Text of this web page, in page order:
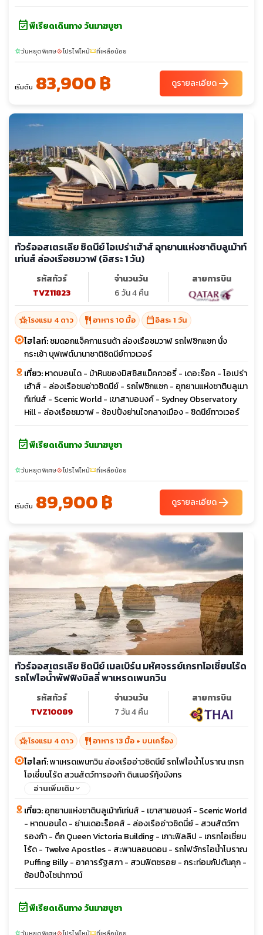
event_availableพีเรียดเดินทาง วันมาฆบูชา
sunnyวันหยุดพิเศษlocal_fire_departmentโปรไฟไหม้confirmation_numberที่เหลือน้อย
เริ่มต้น 83,900 ฿ ดูรายละเอียดarrow_forward
ทัวร์ออสเตรเลีย ซิดนีย์ โอเปร่าเฮ้าส์ อุทยานแห่งชาติบลูเม้าท์
เท่นส์ ล่องเรือชมวาฬ (อิสระ 1 วัน)
รหัสทัวร์
TVZ11823
จำนวนวัน
6 วัน 4 คืน
สายการบิน
hotel_classโรงแรม 4 ดาว restaurant อาหาร 10 มื้อ calendar_todayอิสระ 1 วัน
ไฮไลท์:ชมดอกแจ็คกาแรนด้า ล่องเรือชมวาฬ รถไฟซิกแซก นั่ง
กระเช้า บุฟเฟต์นานาชาติซิดนีย์ทาวเวอร์
เที่ยว:หาดบอนได - ม้าหินของมิสซิสแม็คควอรี่ - เดอะร๊อค - โอเปร่า
เฮ้าส์ - ล่องเรือชมอ่าวซิดนีย์ - รถไฟซิกแซก - อุทยานแห่งชาติบลูเมา
ท์เท่นส์ - Scenic World - เขาสามอนงค์ - Sydney Observatory
Hill - ล่องเรือชมวาฬ - ช้อปปิ้งย่านใจกลางเมือง - ซิดนีย์ทาวเวอร์
event_availableพีเรียดเดินทาง วันมาฆบูชา
sunnyวันหยุดพิเศษlocal_fire_departmentโปรไฟไหม้confirmation_numberที่เหลือน้อย
เริ่มต้น 89,900 ฿ ดูรายละเอียดarrow_forward
ทัวร์ออสเตรเลีย ซิดนีย์ เมลเบิร์น มหัศจรรย์เกรทโอเชี่ยนโร้ด
รถไฟไอน้ำพัฟฟิงบิลลี่ พาเหรดเพนกวิน
รหัสทัวร์
TVZ10089
จำนวนวัน
7 วัน 4 คืน
สายการบิน
hotel_classโรงแรม 4 ดาว restaurant อาหาร 13 มื้อ + บนเครื่อง
ไฮไลท์:พาเหรดเพนกวิน ล่องเรืออ่าวซิดนีย์ รถไฟไอน้ำโบราณ เกรท
โอเชี่ยนโร้ด สวนสัตว์ทารองก้า ดินเนอร์กุ้งมังกร
อ่านเพิ่มเติม
เที่ยว:อุทยานแห่งชาติบลูเม้าท์เท่นส์ - เขาสามอนงค์ - Scenic World
- หาดบอนได - ย่านเดอะร็อคส์ - ล่องเรืออ่าวซิดนี่ย์ - สวนสัตว์ทา
รองก้า - ตึก Queen Victoria Building - เกาะฟิลลิป - เกรทโอเชี่ยน
โร้ด - Twelve Apostles - สะพานลอนดอน - รถไฟจักรไอน้ำโบราณ
Puffing Billy - อาคารรัฐสภา - สวนฟิตซรอย - กระท่อมกัปตันคุก -
ช้อปปิ้งไชน่าทาวน์
event_availableพีเรียดเดินทาง วันมาฆบูชา
sunnyวันหยุดพิเศษlocal_fire_departmentโปรไฟไหม้confirmation_numberที่เหลือน้อย